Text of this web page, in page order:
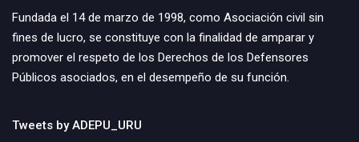
Fundada el 14 de marzo de 1998, como Asociación civil sin
fines de lucro, se constituye con la finalidad de amparar y
promover el respeto de los Derechos de los Defensores
Públicos asociados, en el desempeño de su función.
Tweets by ADEPU_URU